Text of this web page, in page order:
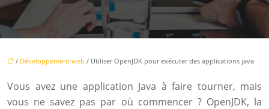
/ Développement web / Utiliser OpenJDK pour exécuter des applications java
Vous avez une application Java à faire tourner, mais
vous ne savez pas par où commencer ? OpenJDK, la